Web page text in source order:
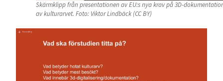
Skärmklipp från presentationen av EU:s nya krav på 3D-
av kulturarvet. Foto: Viktor Lindbäck (CC BY)